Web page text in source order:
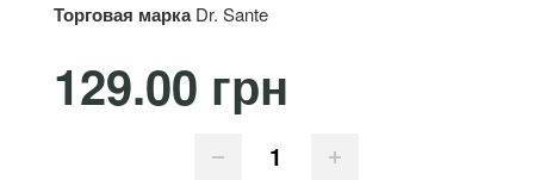
Торговая марка Dr. Sante
129.00 грн